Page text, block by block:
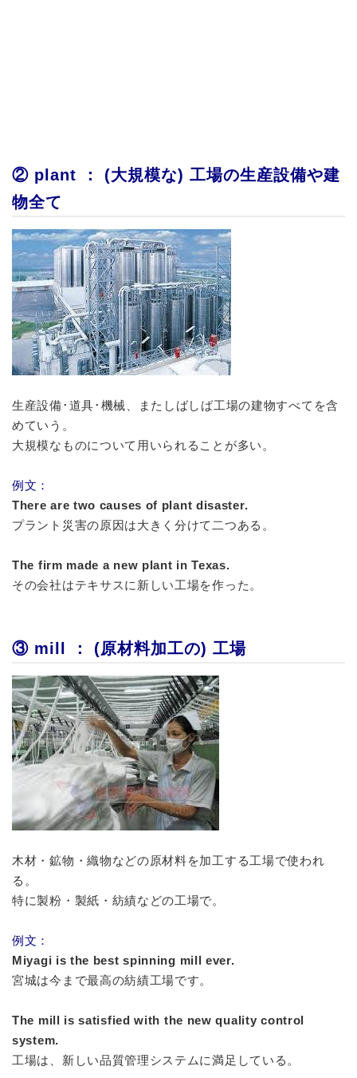
② plant ： (大規模な) 工場の生産設備や建
物全て
生産設備･道具･機械、またしばしば工場の建物すべてを含
めていう。
大規模なものについて用いられることが多い。
例文：
There are two causes of plant disaster.
プラント災害の原因は大きく分けて二つある。
The firm made a new plant in Texas.
その会社はテキサスに新しい工場を作った。
③ mill ： (原材料加工の) 工場
木材・鉱物・織物などの原材料を加工する工場で使われ
る。
特に製粉・製紙・紡績などの工場で。
例文：
Miyagi is the best spinning mill ever.
宮城は今まで最高の紡績工場です。
The mill is satisfied with the new quality control
system.
工場は、新しい品質管理システムに満足している。